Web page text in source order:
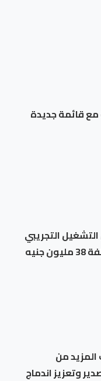
قائمة جديدة
التشغيل التجريبي
من
وتعزيز اندماج